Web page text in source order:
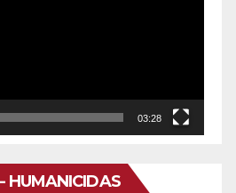
03:28
HUMANICIDAS